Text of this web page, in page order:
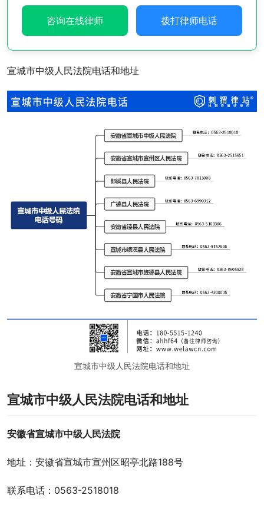
咨询在线律师 拨打律师电话
宣城市中级人民法院电话和地址
宣城市中级人民法院电话和地址
宣城市中级人民法院电话和地址
安徽省宣城市中级人民法院
地址：安徽省宣城市宣州区昭亭北路188号
联系电话：0563-2518018